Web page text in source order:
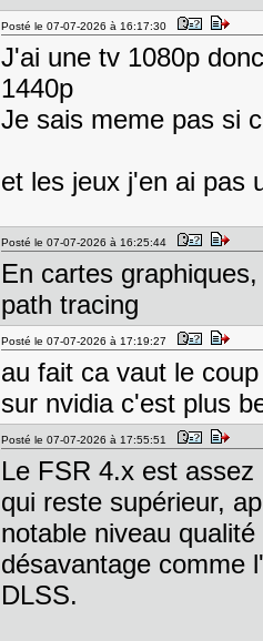
Posté le 07-07-2026 à 16:17:30
J'ai une tv 1080p
1440p
Je sais meme pas si
et les jeux j'en ai pas
Posté le 07-07-2026 à 16:25:44
En cartes
path tracing
Posté le 07-07-2026 à 17:19:27
au fait ca vaut le
sur nvidia c'est plus
Posté le 07-07-2026 à 17:55:51
Le FSR 4.x est
qui reste supérieur,
notable niveau
désavantage comme
DLSS.